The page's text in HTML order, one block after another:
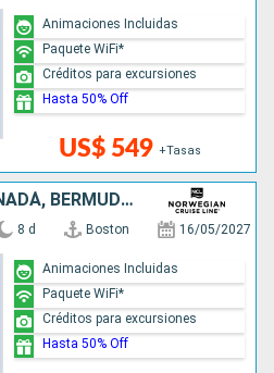
US$ 549 +Tasas
Animaciones Incluidas
Paquete WiFi*
Créditos para excursiones
Hasta 50% Off
ESTADOS UNIDOS, CANADÁ, BERMUDAS
8 d Boston 16/05/2027
Animaciones Incluidas
Paquete WiFi*
Créditos para excursiones
Hasta 50% Off